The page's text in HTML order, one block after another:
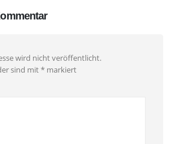
wird nicht veröffentlicht.
sind mit* markiert